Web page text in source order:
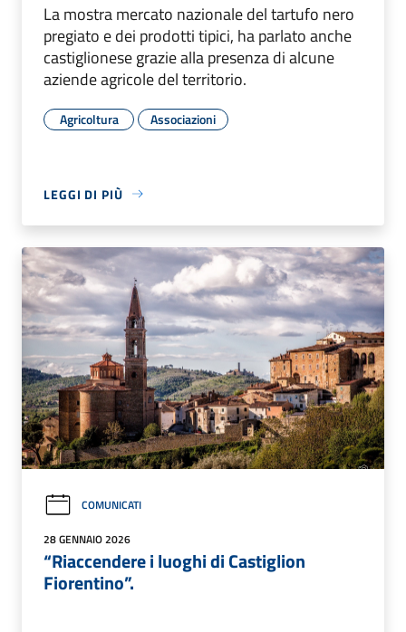
La mostra mercato nazionale del tartufo nero
pregiato e dei prodotti tipici, ha parlato anche
castiglionese grazie alla presenza di alcune
aziende agricole del territorio.
Agricoltura Associazioni
LEGGI DI PIÙ
COMUNICATI
28 GENNAIO 2026
“Riaccendere i luoghi di Castiglion
Fiorentino”.